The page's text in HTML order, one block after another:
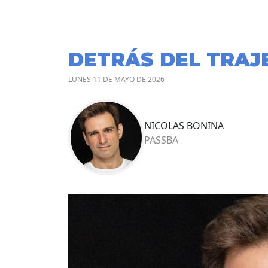
DETRÁS DEL
LUNES 11 DE MAYO DE 2026
NICOLAS BONINA
PASSBA